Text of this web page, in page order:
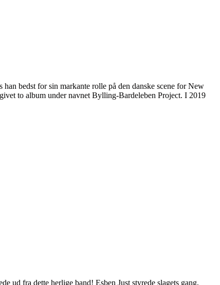
bedst for sin markante rolle på den danske scene for New
to album under navnet Bylling-Bardeleben Project. I 2019
ud fra dette herlige band! Esben Just styrede slagets gang,